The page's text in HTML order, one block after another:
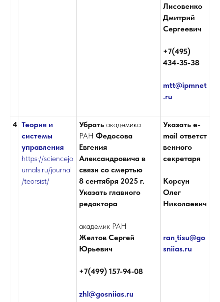
Лисовенко
Дмитрий
Сергеевич
+7(495)
434-35-38
mtt@ipmnet
.ru
4 Теория и
системы
управления
https://sciencejo
urnals.ru/journal
/teorsist/
Убрать академика
РАН Федосова
Евгения
Александровича в
связи со смертью
8 сентября 2025 г.
Указать главного
редактора
академик РАН
Желтов Сергей
Юрьевич
+7(499) 157-94-08
zhl@gosniias.ru
Указать e-
mail ответст
венного
секретаря
Корсун
Олег
Николаевич
ran_tisu@go
sniias.ru